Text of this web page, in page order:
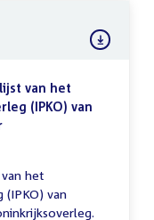
van het
(IPKO) van
het
(IPKO) van